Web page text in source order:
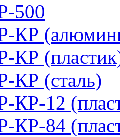
500
КР
КР
КР (сталь)
КР-12
КР-84